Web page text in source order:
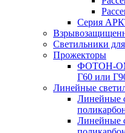
Серия
Светильники
Прожекторы
ФОТОН-
Г60 или
Линейные
Линейные
Линейные